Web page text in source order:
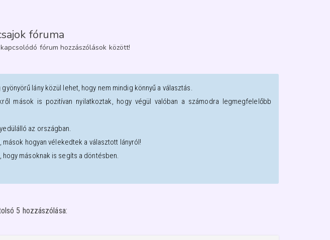
fóruma
fórum hozzászólások között!
lány közül lehet, hogy nem mindig könnyű a választás.
mások is pozitívan nyilatkoztak, hogy végül valóban a számodra legmegfelelőbb
az országban.
hogyan vélekedtek a választott lányról!
másoknak is segíts a döntésben.
5 hozzászólása: